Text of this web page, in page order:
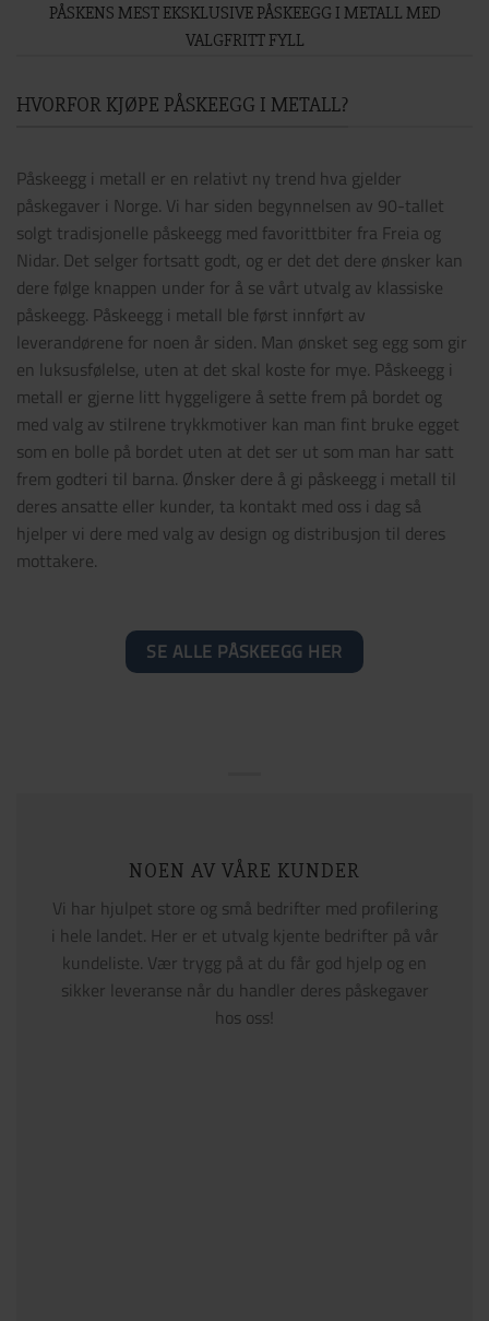
PÅSKENS MEST EKSKLUSIVE PÅSKEEGG I METALL MED
VALGFRITT FYLL
HVORFOR KJØPE PÅSKEEGG I METALL?
Påskeegg i metall er en relativt ny trend hva gjelder
påskegaver i Norge. Vi har siden begynnelsen av 90-tallet
solgt tradisjonelle påskeegg med favorittbiter fra Freia og
Nidar. Det selger fortsatt godt, og er det det dere ønsker kan
dere følge knappen under for å se vårt utvalg av klassiske
påskeegg. Påskeegg i metall ble først innført av
leverandørene for noen år siden. Man ønsket seg egg som gir
en luksusfølelse, uten at det skal koste for mye. Påskeegg i
metall er gjerne litt hyggeligere å sette frem på bordet og
med valg av stilrene trykkmotiver kan man fint bruke egget
som en bolle på bordet uten at det ser ut som man har satt
frem godteri til barna. Ønsker dere å gi påskeegg i metall til
deres ansatte eller kunder, ta kontakt med oss i dag så
hjelper vi dere med valg av design og distribusjon til deres
mottakere.
SE ALLE PÅSKEEGG HER
NOEN AV VÅRE KUNDER
Vi har hjulpet store og små bedrifter med profilering
i hele landet. Her er et utvalg kjente bedrifter på vår
kundeliste. Vær trygg på at du får god hjelp og en
sikker leveranse når du handler deres påskegaver
hos oss!